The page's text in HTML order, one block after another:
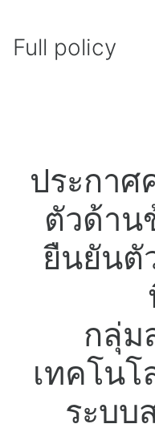
Full policy
ประกาศ
ตัวด้าน
ยืนยันตั
กลุ่ม
เทคโนโ
ระบบ